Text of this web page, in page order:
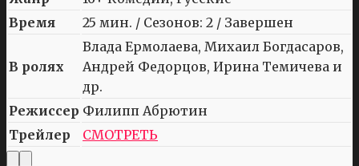
Время
25 мин. / Сезонов: 2 / Завершен
В ролях
Влада Ермолаева, Михаил Богдасаров,
Андрей Федорцов, Ирина Темичева и
др.
Режиссер Филипп Абрютин
Трейлер
СМОТРЕТЬ